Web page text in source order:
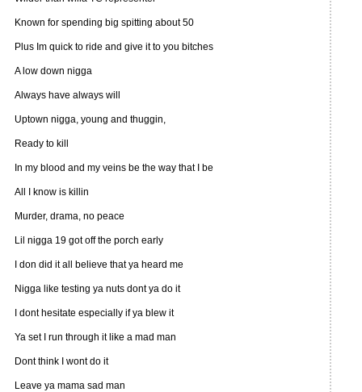
Known for spending big spitting about 50
Plus Im quick to ride and give it to you bitches
A low down nigga
Always have always will
Uptown nigga, young and thuggin,
Ready to kill
In my blood and my veins be the way that I be
All I know is killin
Murder, drama, no peace
Lil nigga 19 got off the porch early
I don did it all believe that ya heard me
Nigga like testing ya nuts dont ya do it
I dont hesitate especially if ya blew it
Ya set I run through it like a mad man
Dont think I wont do it
Leave ya mama sad man